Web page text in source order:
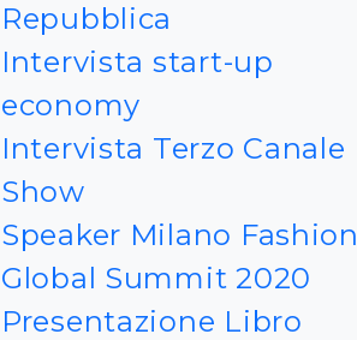
Repubblica
Intervista start-up
economy
Intervista Terzo Canale
Show
Speaker Milano Fashion
Global Summit 2020
Presentazione Libro